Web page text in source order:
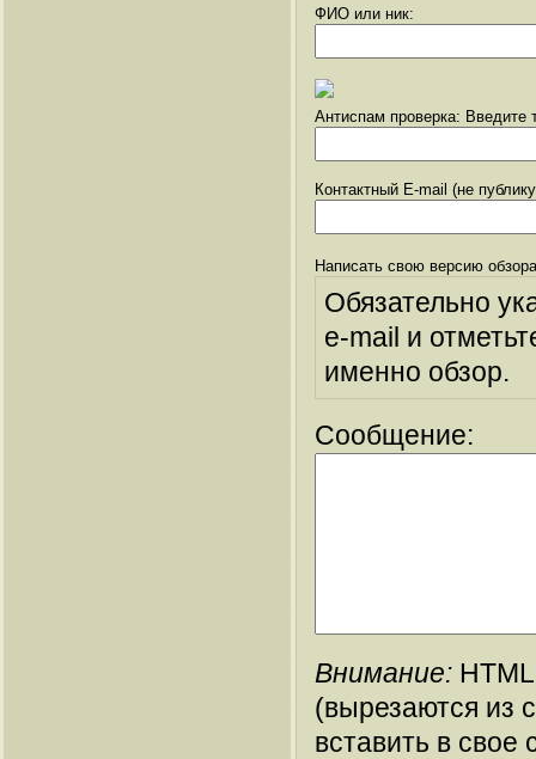
ФИО или ник:
Антиспам проверка: Введите
Контактный E-mail (не
Написать свою версию
Обязательно
e-mail и
именно обзор.
Сообщение:
Внимание:
(вырезаются из
вставить в